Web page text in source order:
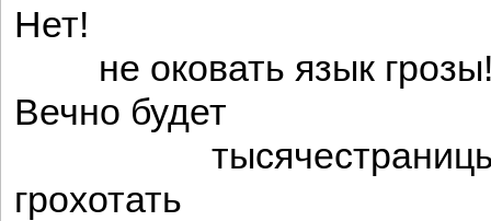
Нет!
не оковать язык
Вечно будет
грохотать